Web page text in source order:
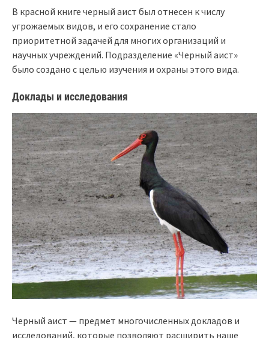
В красной книге черный аист был отнесен к числу
угрожаемых видов, и его сохранение стало
приоритетной задачей для многих организаций и
научных учреждений. Подразделение «Черный аист»
было создано с целью изучения и охраны этого видa.
Доклады и исследования
Черный аист — предмет многочисленных докладов и
исследований, которые позволяют расширить наше